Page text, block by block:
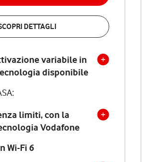
DETTAGLI
variabile in
disponibile
limiti, con la
Vodafone
Wi-Fi 6